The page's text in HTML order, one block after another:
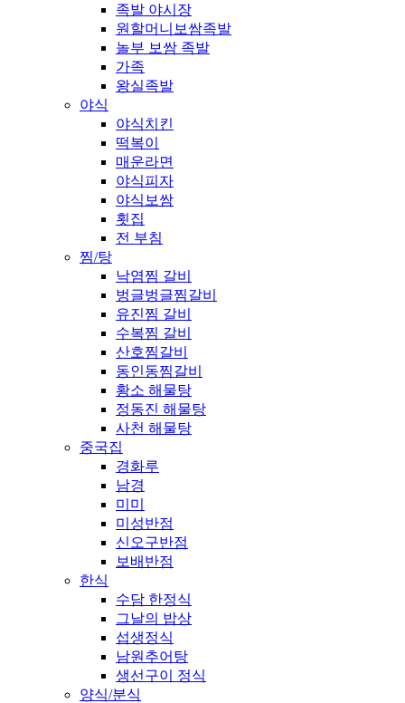
족발 야시장
원할머니보쌈족발
놀부 보쌈 족발
가족
왕실족발
야식
야식치킨
떡복이
매운라면
야식피자
야식보쌈
횟집
전 부침
찜/탕
낙염찜 갈비
벙글벙글찜갈비
유진찜 갈비
수복찜 갈비
산호찜갈비
동인동찜갈비
황소 해물탕
정동진 해물탕
사천 해물탕
중국집
경화루
남경
미미
미성반점
신오구반점
보배반점
한식
수담 한정식
그날의 밥상
섭생정식
남원추어탕
생선구이 정식
양식/분식